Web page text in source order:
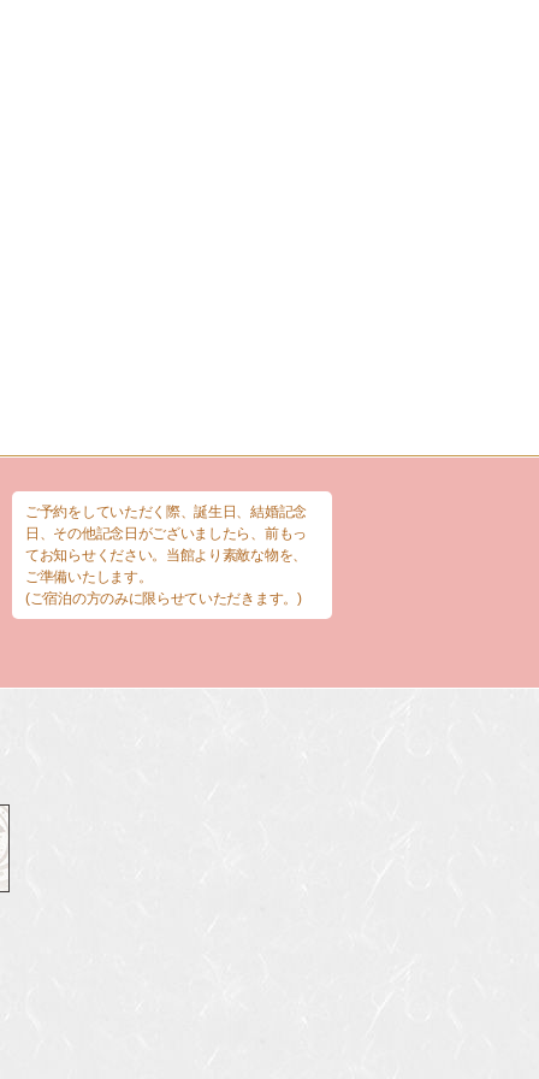
ご予約をしていただく際、誕生日、結婚記念
日、その他記念日がございましたら、前もっ
てお知らせください。当館より素敵な物を、
ご準備いたします。
(ご宿泊の方のみに限らせていただきます。)